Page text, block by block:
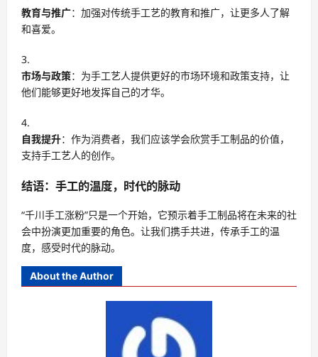
教育与推广：加强对传统手工艺的教育和推广，让更多人了解
和喜爱。
市场与政策：为手工艺人提供更好的市场环境和政策支持，让
他们能够更好地发挥自己的才华。
自我提升：作为消费者，我们应该学会欣赏手工制品的价值，
支持手工艺人的创作。
结语：手工的温度，时代的脉动
“千川手工涨粉”只是一个开始，它预示着手工制品将在未来的社
会中扮演更加重要的角色。让我们携手共进，传承手工的温
度，感受时代的脉动。
About the Author